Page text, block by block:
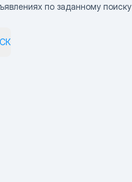
по заданному поиску